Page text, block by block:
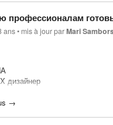
поучаствовать в развитии громадського тв оставить в этой теме свой ник/
ans• mis à jour parMari
дизайнер
концепции и её проверки
→